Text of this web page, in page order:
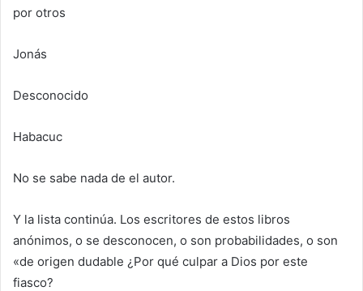
por otros
Jonás
Desconocido
Habacuc
No se sabe nada de el autor.
Y la lista continúa. Los escritores de estos libros
anónimos, o se desconocen, o son probabilidades, o son
«de origen dudable ¿Por qué culpar a Dios por este
fiasco?